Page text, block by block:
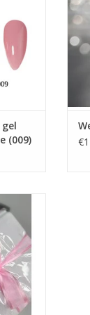
gebruik
Gel polish
en UV
Acryl, Biab,
Trimethylhexyl
Ketone,
Acrylate,
Acrylate, 2-
Calcium Sodium
Oxide, Mica, CI
(009)